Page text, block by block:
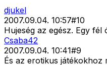
djukel
2007.09.04. 10:57#10
Hujeség az egész. Egy
Csaba42
2007.09.04. 10:41#9
És az erotikus játékokhoz